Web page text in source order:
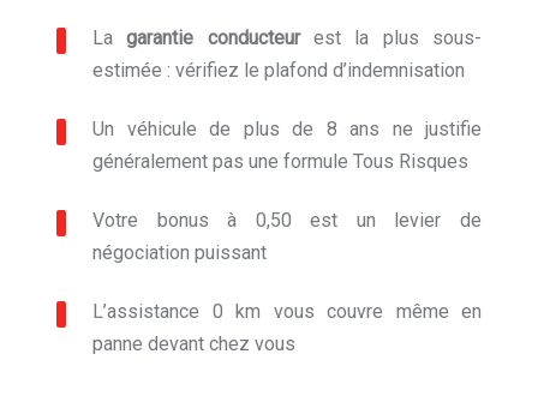
Lagarantie conducteurest la plus sous-
estimée : vérifiez le plafond d’indemnisation
Un véhicule de plus de 8 ans ne justifie
généralement pas une formule Tous Risques
Votre bonus à 0,50 est un levier de
négociation puissant
L’assistance 0 km vous couvre même en
panne devant chez vous